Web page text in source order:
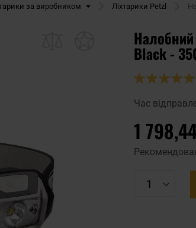
за виробником Ліхтарики Petzl
Налобний
Black -
Оцінка:
Час
1